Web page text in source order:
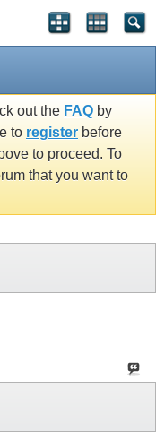
out the FAQ by
to register before
to proceed. To
that you want to